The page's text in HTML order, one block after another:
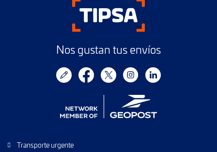
Nos gustan tus envíos
Transporte urgente